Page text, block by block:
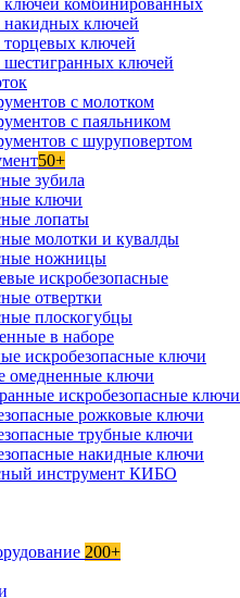
комбинированных
ключей
ключей
ключей
с молотком
с паяльником
с шуруповертом
50+
зубила
ключи
лопаты
молотки и кувалды
ножницы
искробезопасные
отвертки
плоскогубцы
в наборе
искробезопасные ключи
омедненные ключи
искробезопасные ключи
рожковые ключи
трубные ключи
накидные ключи
инструмент КИБО
200+